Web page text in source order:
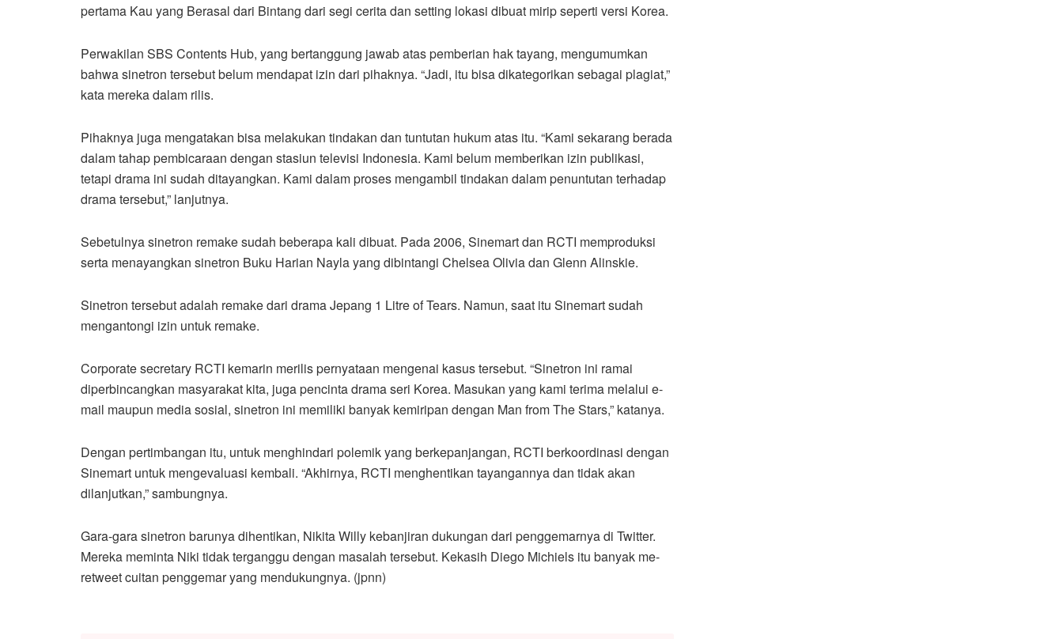
pertama Kau yang Berasal dari Bintang dari segi cerita dan setting lokasi dibuat mirip seperti versi Korea.
Perwakilan SBS Contents Hub, yang bertanggung jawab atas pemberian hak tayang, mengumumkan
bahwa sinetron tersebut belum mendapat izin dari pihaknya. “Jadi, itu bisa dikategorikan sebagai plagiat,”
kata mereka dalam rilis.
Pihaknya juga mengatakan bisa melakukan tindakan dan tuntutan hukum atas itu. “Kami sekarang berada
dalam tahap pembicaraan dengan stasiun televisi Indonesia. Kami belum memberikan izin publikasi,
tetapi drama ini sudah ditayangkan. Kami dalam proses mengambil tindakan dalam penuntutan terhadap
drama tersebut,” lanjutnya.
Sebetulnya sinetron remake sudah beberapa kali dibuat. Pada 2006, Sinemart dan RCTI memproduksi
serta menayangkan sinetron Buku Harian Nayla yang dibintangi Chelsea Olivia dan Glenn Alinskie.
Sinetron tersebut adalah remake dari drama Jepang 1 Litre of Tears. Namun, saat itu Sinemart sudah
mengantongi izin untuk remake.
Corporate secretary RCTI kemarin merilis pernyataan mengenai kasus tersebut. “Sinetron ini ramai
diperbincangkan masyarakat kita, juga pencinta drama seri Korea. Masukan yang kami terima melalui e-
mail maupun media sosial, sinetron ini memiliki banyak kemiripan dengan Man from The Stars,” katanya.
Dengan pertimbangan itu, untuk menghindari polemik yang berkepanjangan, RCTI berkoordinasi dengan
Sinemart untuk mengevaluasi kembali. “Akhirnya, RCTI menghentikan tayangannya dan tidak akan
dilanjutkan,” sambungnya.
Gara-gara sinetron barunya dihentikan, Nikita Willy kebanjiran dukungan dari penggemarnya di Twitter.
Mereka meminta Niki tidak terganggu dengan masalah tersebut. Kekasih Diego Michiels itu banyak me-
retweet cuitan penggemar yang mendukungnya. (jpnn)